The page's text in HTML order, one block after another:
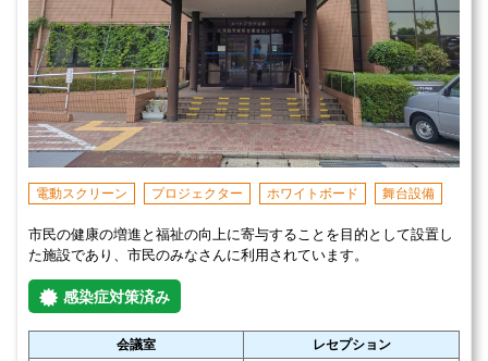
電動スクリーン プロジェクター ホワイトボード 舞台設備
市民の健康の増進と福祉の向上に寄与することを目的として設置し
た施設であり、市民のみなさんに利用されています。
感染症対策済み
会議室
レセプション